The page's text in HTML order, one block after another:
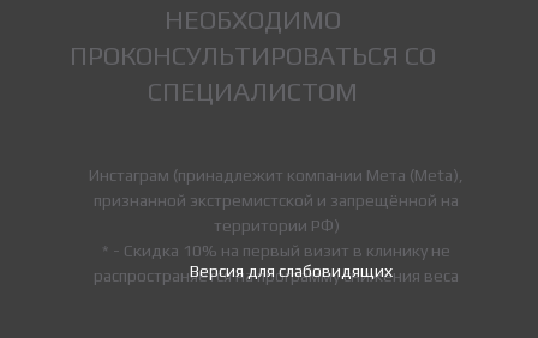
Версия для слабовидящих
Инстаграм (принадлежит компании Мета (Meta),
признанной экстремистской и запрещённой на
территории РФ)
* - Скидка 10% на первый визит в клинику не
распространяется на программу снижения веса
НЕОБХОДИМО
ПРОКОНСУЛЬТИРОВАТЬСЯ СО
СПЕЦИАЛИСТОМ